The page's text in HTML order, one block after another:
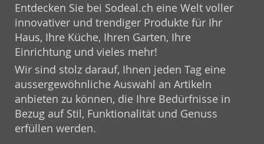
Entdecken Sie bei Sodeal.ch eine Welt voller
innovativer und trendiger Produkte für Ihr
Haus, Ihre Küche, Ihren Garten, Ihre
Einrichtung und vieles mehr!
Wir sind stolz darauf, Ihnen jeden Tag eine
aussergewöhnliche Auswahl an Artikeln
anbieten zu können, die Ihre Bedürfnisse in
Bezug auf Stil, Funktionalität und Genuss
erfüllen werden.